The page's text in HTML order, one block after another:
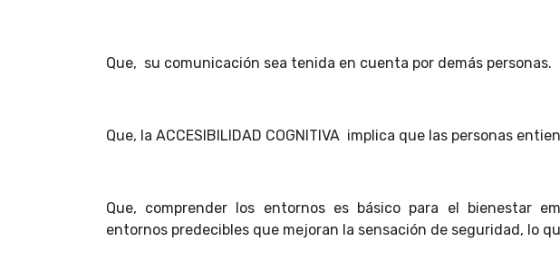
Que, su comunicación sea tenida en cuenta por demás personas.
Que, la ACCESIBILIDAD COGNITIVA implica que las personas
Que, comprender los entornos es básico para el bienestar
entornos predecibles que mejoran la sensación de seguridad, lo